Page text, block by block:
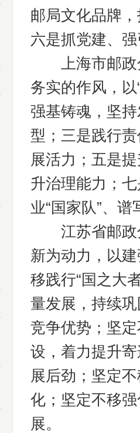
邮局文化品牌
六是抓党建、
上海市邮政分
务实的作风，
强基铸魂，坚
型；三是践行
展活力；五是
升治理能力；
业“国家队”、
江苏省邮政分
新为动力，以
移践行“国之大
量发展，持续
竞争优势；坚
设，着力提升
展后劲；坚定
化；坚定不移
展。